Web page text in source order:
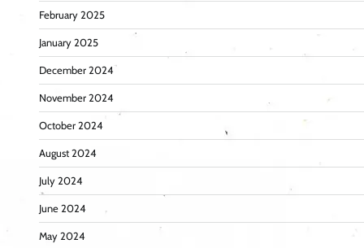
February 2025
January 2025
December 2024
November 2024
October 2024
August 2024
July 2024
June 2024
May 2024